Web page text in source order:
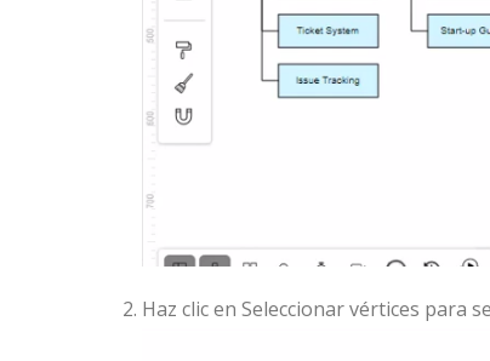
Haz clic en Seleccionar vértices para